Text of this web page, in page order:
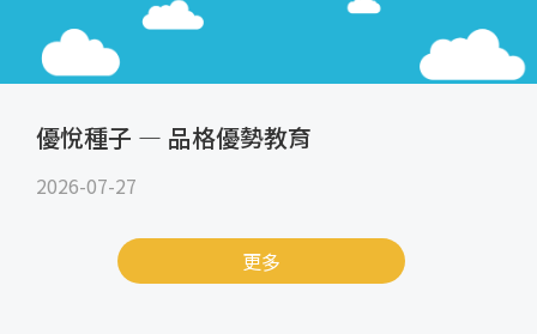
優悅種子 — 品格優勢教育
2026-07-27
更多